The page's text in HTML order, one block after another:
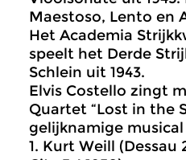
Maestoso, Lento en
Het Academia
speelt het Derde
Schlein uit 1943.
Elvis Costello zingt
Quartet “Lost in the
gelijknamige musical
1. Kurt Weill (Dessau